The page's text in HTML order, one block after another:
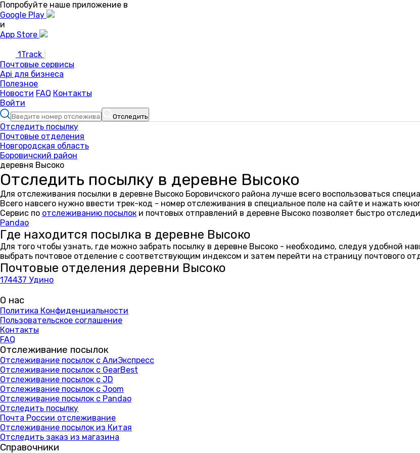
Попробуйте наше приложение в
Google Play
и
App Store
1Track
Почтовые сервисы
Api для бизнеса
Полезное
Новости FAQ Контакты
Войти
Отследить
Отследить посылку
Почтовые отделения
Новгородская область
Боровичский район
деревня Высоко
Отследить посылку в деревне Высоко
Для отслеживания посылки в деревне Высоко Боровичского района лучше всего воспользоваться
Всего навсего нужно ввести трек-код - номер отслеживания в специальное поле на сайте и нажать
Сервис по отслеживанию посылок и почтовых отправлений в деревне Высоко позволяет быстро
Pandao
Где находится посылка в деревне Высоко
Для того чтобы узнать, где можно забрать посылку в деревне Высоко - необходимо, следуя удобной
выбрать почтовое отделение с соответствующим индексом и затем перейти на страницу почтового
Почтовые отделения деревни Высоко
174437 Удино
О нас
Политика Конфиденциальности
Пользовательское соглашение
Контакты
FAQ
Отслеживание посылок
Отслеживание посылок с АлиЭкспресс
Отслеживание посылок с GearBest
Отслеживание посылок с JD
Отслеживание посылок с Joom
Отслеживание посылок с Pandao
Отследить посылку
Почта России отслеживание
Отслеживание посылок из Китая
Отследить заказ из магазина
Справочники